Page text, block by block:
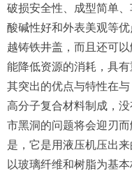
破损安全性、成型简单
酸碱性好和外表美观等
越铸铁井盖，而且还可
能降低资源的消耗，具有
其突出的优点与特性在与
高分子复合材料制成，
市黑洞的问题将会迎刃
是，它是用液压机压出来
以玻璃纤维和树脂为基